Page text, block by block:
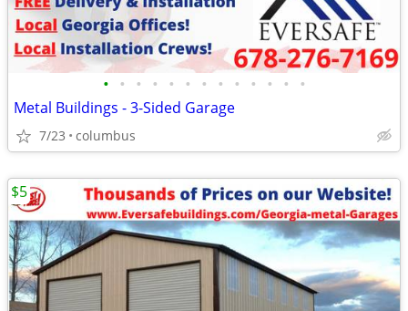
• • • • • • • • • • • • •
Metal Buildings - 3-Sided Garage
7/23 columbus
$5